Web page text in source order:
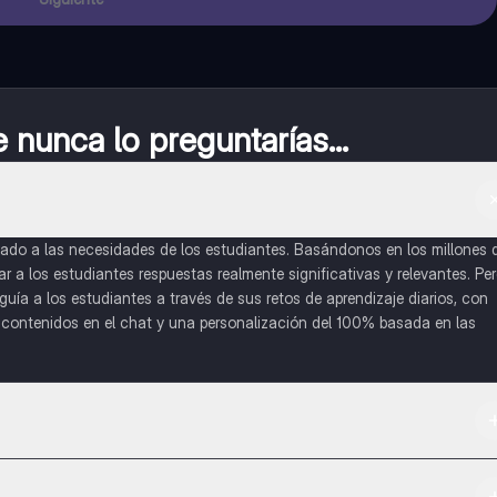
nunca lo preguntarías...
a las necesidades de los estudiantes. Basándonos en los millones
a los estudiantes respuestas realmente significativas y relevantes.
a los estudiantes a través de sus retos de aprendizaje diarios, con
en el chat y una personalización del 100% basada en las